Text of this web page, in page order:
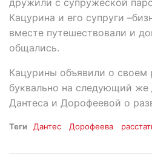
Кацурина и его супруги
вместе путешествовали и
общались.
Кацурины объявили о своем
буквально на следующий же
Дантеса и Дорофеевой о
Теги Дантес Дорофеева